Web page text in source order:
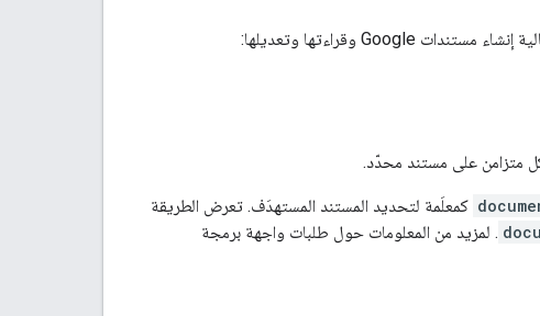
متزامن على مستند محدّد.
كمعلَمة لتحديد المستند المستهدَف. تعرض الطريقة
. لمزيد من المعلومات حول طلبات واجهة برمجة